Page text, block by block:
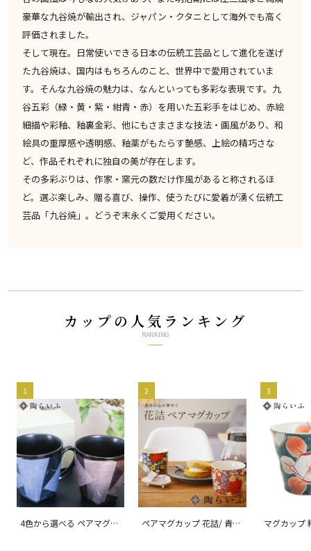
豪華な九谷焼が輸出され、ジャパン・クタニとして海外でも高く
評価されました。
そして現在。日常使いできる日本の伝統工芸品として進化を遂げ
た九谷焼は、国内はもちろんのこと、世界中で愛用されていま
す。そんな九谷焼の魅力は、なんといっても多彩な表現です。九
谷五彩（緑・黄・紫・紺青・赤）を用いた五彩手をはじめ、赤絵
細描や彩釉、釉裏金彩、他にもさまさまな技法・画風があり、和
絵具の重厚感や透明感、釉薬がもたらす艶感、上絵の精巧さな
ど、作品それぞれに独自の美が存在します。
その多彩ぶりは、作家・窯元の数だけ作風があると称されるほ
ど。選ぶ楽しみ、贈る喜び、操作、使うたびに愛着が湧く伝統工
芸品「九谷焼」。どうぞ末永くご愛用ください。
カップの人気ランキング
RANKING
1
4色から選べる ペアマグカ
2
ペアマグカップ 花詰/ 青郊
3
マグカップ